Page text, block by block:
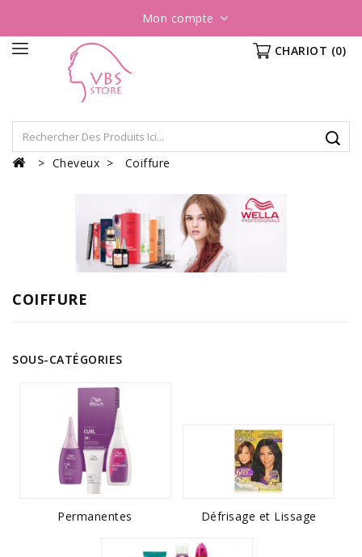
Mon compte
CHARIOT (0)
Cheveux Coiffure
COIFFURE
SOUS-CATÉGORIES
Permanentes Défrisage et Lissage